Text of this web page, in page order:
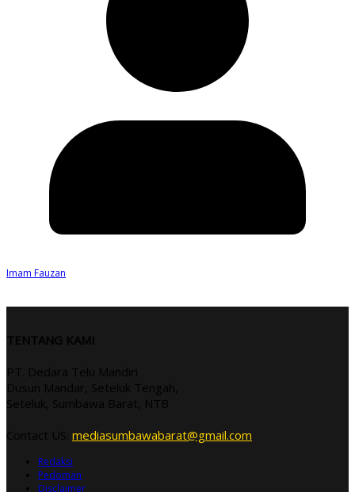
Imam Fauzan
TENTANG KAMI
PT. Dedara Telu Mandiri
Dusun Mandar, Seteluk Tengah,
Seteluk, Sumbawa Barat, NTB
Contact US: mediasumbawabarat@gmail.com
Redaksi
Pedoman
Disclaimer